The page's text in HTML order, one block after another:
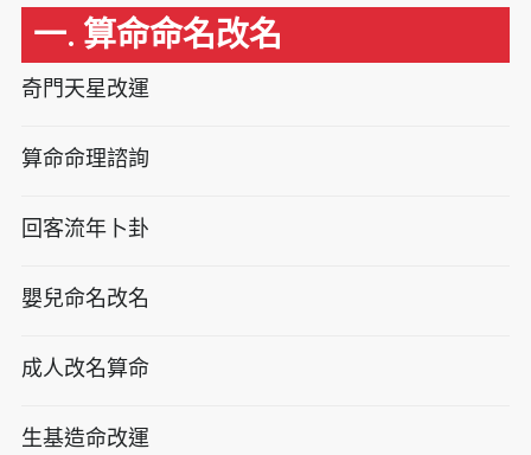
一. 算命命名改名
奇門天星改運
算命命理諮詢
回客流年卜卦
嬰兒命名改名
成人改名算命
生基造命改運